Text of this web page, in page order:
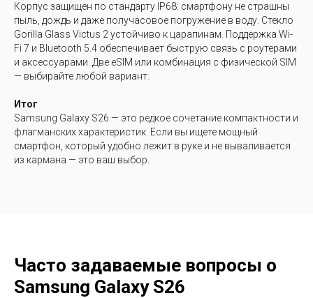
Корпус защищен по стандарту IP68: смартфону не страшны
пыль, дождь и даже получасовое погружение в воду. Стекло
Gorilla Glass Victus 2 устойчиво к царапинам. Поддержка Wi-
Fi 7 и Bluetooth 5.4 обеспечивает быструю связь с роутерами
и аксессуарами. Две eSIM или комбинация с физической SIM
— выбирайте любой вариант.
Итог
Samsung Galaxy S26 — это редкое сочетание компактности и
флагманских характеристик. Если вы ищете мощный
смартфон, который удобно лежит в руке и не вываливается
из кармана — это ваш выбор.
Часто задаваемые вопросы о
Samsung Galaxy S26